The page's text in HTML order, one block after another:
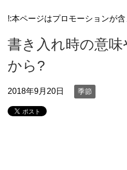
!:本ページはプロモーションが
書き入れ時の意味
から?
2018年9月20日 季節